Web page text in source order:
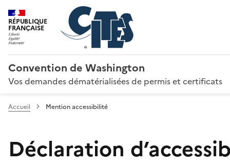
RÉPUBLIQUE
FRANÇAISE
Convention de Washington
Vos demandes dématérialisées de permis et certificats
Accueil Mention accessibilité
Déclaration